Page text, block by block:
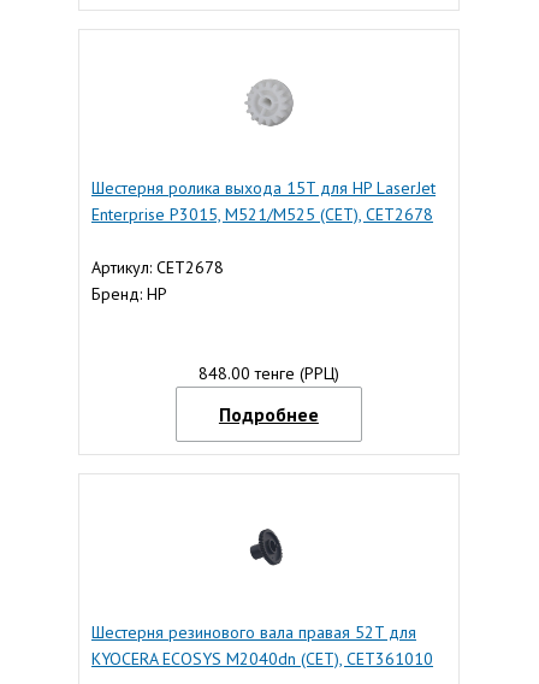
Шестерня ролика выхода 15T для HP LaserJet
Enterprise P3015, M521/M525 (CET), CET2678
Артикул: CET2678
Бренд: HP
848.00 тенге (РРЦ)
Подробнее
Шестерня резинового вала правая 52T для
KYOCERA ECOSYS M2040dn (CET), CET361010